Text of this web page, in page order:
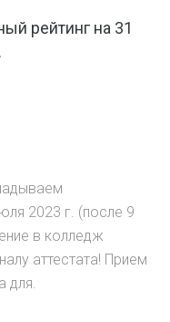
рейтинг на 31
2023 г. (после 9
в колледж
аттестата! Прием
для.